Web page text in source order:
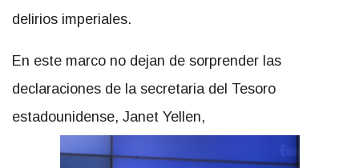
delirios imperiales.
En este marco no dejan de sorprender las
declaraciones de la secretaria del Tesoro
estadounidense, Janet Yellen,